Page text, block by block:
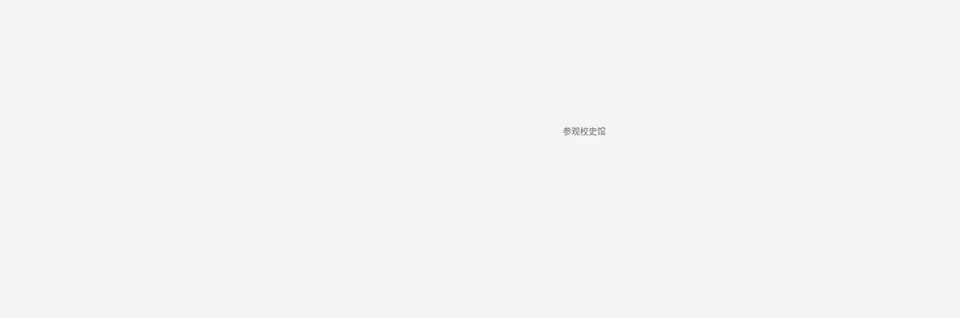
参观校史馆